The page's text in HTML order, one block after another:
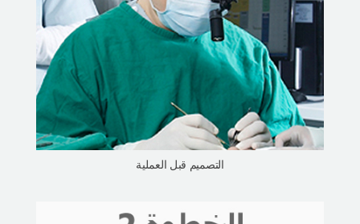
التصميم قبل العملية